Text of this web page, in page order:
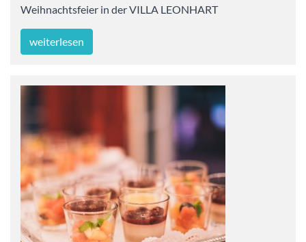
Weihnachtsfeier in der VILLA LEONHART
weiterlesen